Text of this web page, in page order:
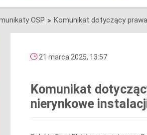
OSP >
21 marca 2025, 13:57
Komunikat
nierynkowe